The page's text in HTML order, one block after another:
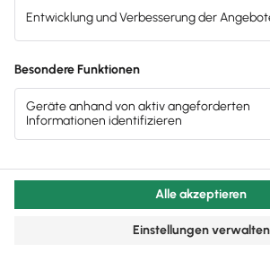
Geschäftsführer.
Stammeinlage von einem Euro
mindestens 25 % des
eine Rücklage eingezahlt werden
an Geschäftsführer daher zu
können, um diese Bildung zu
werden daher vor allem Verträge